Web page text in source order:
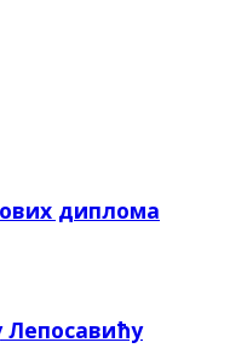
диплома